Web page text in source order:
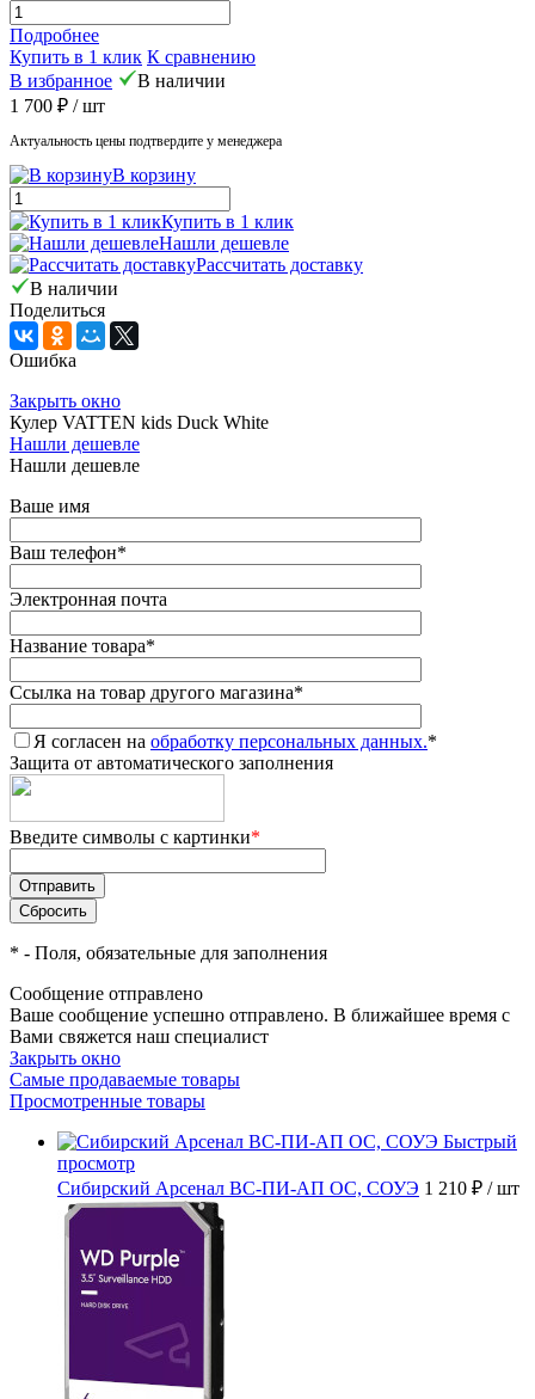
Подробнее
Купить в 1 клик К сравнению
В избранное
В наличии
1 700 ₽ / шт
Актуальность цены подтвердите у менеджера
В корзину
Купить в 1 клик
Нашли дешевле
Рассчитать доставку
В наличии
Поделиться
Ошибка
Закрыть окно
Кулер VATTEN kids Duck White
Нашли дешевле
Нашли дешевле
Ваше имя
Ваш телефон*
Электронная почта
Название товара*
Ссылка на товар другого магазина*
Я согласен на обработку персональных данных.*
Защита от автоматического заполнения
Введите символы с картинки*
* - Поля, обязательные для заполнения
Сообщение отправлено
Ваше сообщение успешно отправлено. В ближайшее время с
Вами свяжется наш специалист
Закрыть окно
Самые продаваемые товары
Просмотренные товары
Быстрый
просмотр
Сибирский Арсенал ВС-ПИ-АП ОС, СОУЭ 1 210 ₽ / шт